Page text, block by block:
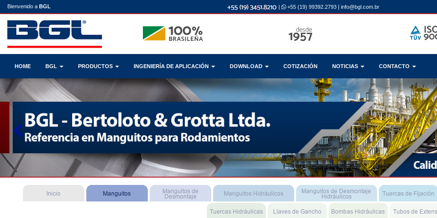
Bienvenido a BGL | +55 (19) 99392.2793 | info@bgl.com.br
HOME BGL PRODUCTOS INGENIERÍA DE APLICACIÓN DOWNLOAD COTIZACIÓN NOTICIAS CONTACTO
Previous